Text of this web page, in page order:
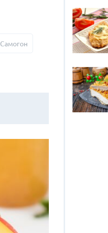
Самогон